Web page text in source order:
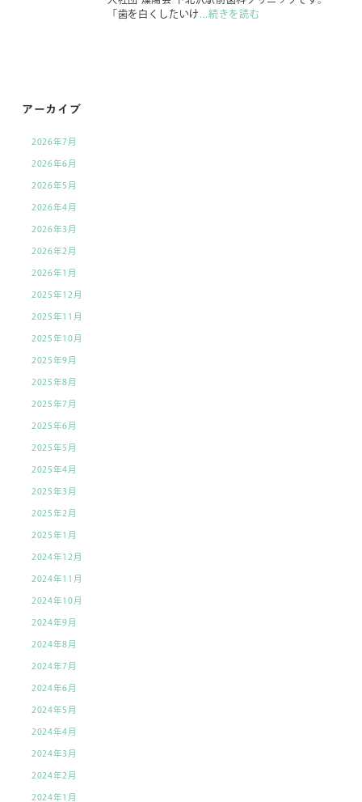
「歯を白くしたいけ ...続きを読む
アーカイブ
2026年7月
2026年6月
2026年5月
2026年4月
2026年3月
2026年2月
2026年1月
2025年12月
2025年11月
2025年10月
2025年9月
2025年8月
2025年7月
2025年6月
2025年5月
2025年4月
2025年3月
2025年2月
2025年1月
2024年12月
2024年11月
2024年10月
2024年9月
2024年8月
2024年7月
2024年6月
2024年5月
2024年4月
2024年3月
2024年2月
2024年1月